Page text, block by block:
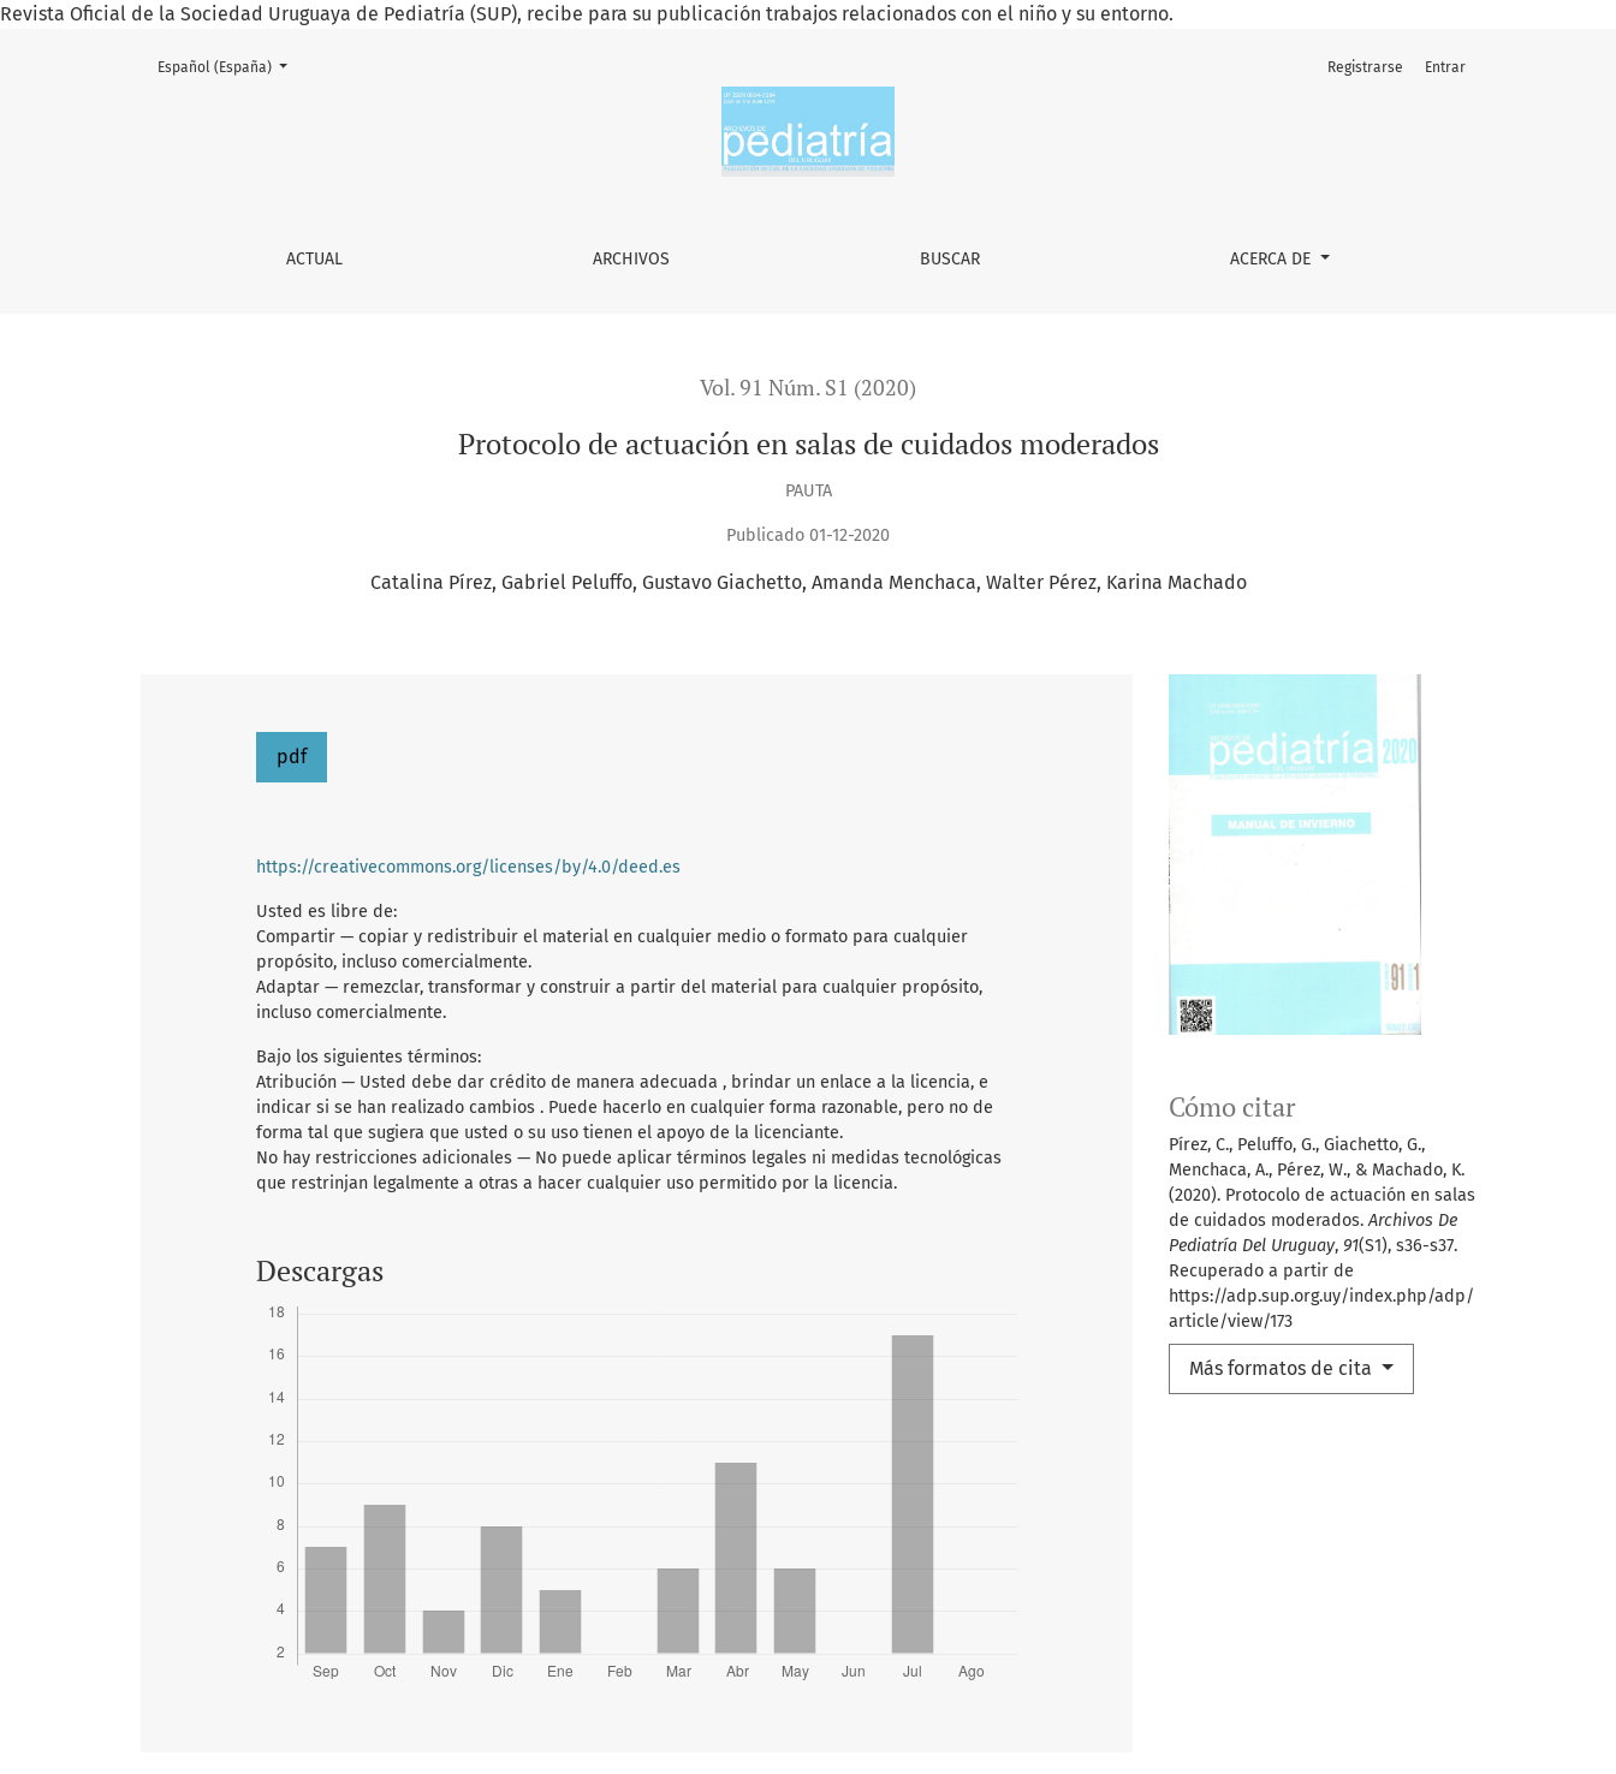
Revista Oficial de la Sociedad Uruguaya de Pediatría (SUP), recibe para su publicación trabajos relacionados con el niño y su entorno.
Protocolo de actuación en salas de cuidados moderados
ACTUAL ARCHIVOS BUSCAR ACERCA DE
Registrarse Entrar
Cambiar el idioma. El actual es:
Español (España)
Vol. 91 Núm. S1 (2020)
Protocolo de actuación en salas de cuidados moderados
PAUTA
Publicado 01-12-2020
Catalina Pírez Gabriel Peluffo Gustavo Giachetto Amanda Menchaca Walter Pérez Karina Machado
Cómo citar
Pírez, C., Peluffo, G., Giachetto, G.,
Menchaca, A., Pérez, W., & Machado, K.
(2020). Protocolo de actuación en salas
de cuidados moderados.Archivos De
Pediatría Del Uruguay, 91(S1), s36-s37.
Recuperado a partir de
https://adp.sup.org.uy/index.php/adp/
article/view/173
Más formatos de cita
pdf
https://creativecommons.org/licenses/by/4.0/deed.es
Usted es libre de:
Compartir — copiar y redistribuir el material en cualquier medio o formato para cualquier
propósito, incluso comercialmente.
Adaptar — remezclar, transformar y construir a partir del material para cualquier propósito,
incluso comercialmente.
Bajo los siguientes términos:
Atribución — Usted debe dar crédito de manera adecuada , brindar un enlace a la licencia, e
indicar si se han realizado cambios . Puede hacerlo en cualquier forma razonable, pero no de
forma tal que sugiera que usted o su uso tienen el apoyo de la licenciante.
No hay restricciones adicionales — No puede aplicar términos legales ni medidas tecnológicas
que restrinjan legalmente a otras a hacer cualquier uso permitido por la licencia.
Descargas